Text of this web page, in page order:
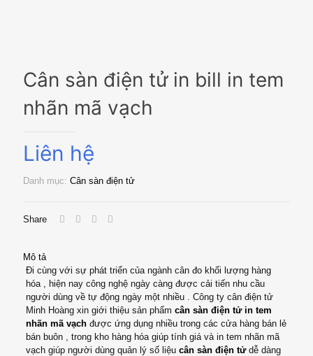
Cân sàn điện tử in bill in tem
nhãn mã vạch
Liên hệ
Danh mục: Cân sàn điện tử
Share
Mô tả
Đi cùng với sự phát triển của ngành cân đo khối lượng hàng
hóa , hiện nay công nghệ ngày càng được cải tiến nhu cầu
người dùng về tự động ngày một nhiều . Công ty cân điện tử
Minh Hoàng xin giới thiệu sản phẩm cân sàn điện tử in tem
nhãn mã vạchđược ứng dụng nhiều trong các cửa hàng bán lẻ
bán buôn , trong kho hàng hóa giúp tính giá và in tem nhãn mã
vạch giúp người dùng quản lý số liệu cân sàn điện tửdễ dàng